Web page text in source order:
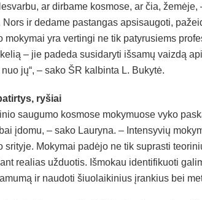
ar dirbame kosmose, ar čia,
Nors ir dedame pastangas apsisaugoti,
mokymai yra vertingi ne tik patyrusiems
– jie padeda susidaryti išsamų vaizdą
jų“, – sako ŠR kalbinta L. Bukytė.
ryšiai
saugumo kosmose mokymuose vyko
įdomu, – sako Lauryna. – Intensyvių
srityje. Mokymai padėjo ne tik suprasti
realias užduotis. Išmokau identifikuoti
ir naudoti šiuolaikinius įrankius bei